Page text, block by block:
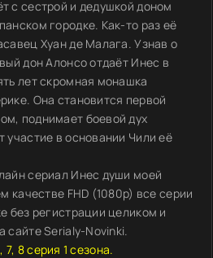
с сестрой и дедушкой доном
городке. Как-то раз её
Хуан де Малага. Узнав о
дон Алонсо отдаёт Инес в
лет скромная монашка
Она становится первой
поднимает боевой дух
участие в основании Чили её
сериал Инес души моей
качестве FHD (1080p) все серии
без регистрации целиком и
сайте Serialy-Novinki.
8 серия 1 сезона.